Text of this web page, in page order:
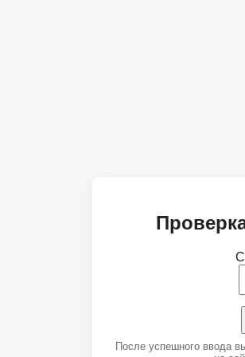
После успешного ввода